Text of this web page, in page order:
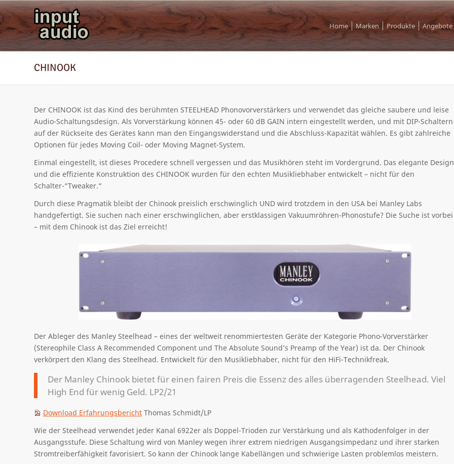
Home Marken Produkte Angebote
CHINOOK
Der CHINOOK ist das Kind des berühmten STEELHEAD Phonovorverstärkers und verwendet das gleiche saubere und leise
Audio-Schaltungsdesign. Als Vorverstärkung können 45- oder 60 dB GAIN intern eingestellt werden, und mit DIP-Schaltern
auf der Rückseite des Gerätes kann man den Eingangswiderstand und die Abschluss-Kapazität wählen. Es gibt zahlreiche
Optionen für jedes Moving Coil- oder Moving Magnet-System.
Einmal eingestellt, ist dieses Procedere schnell vergessen und das Musikhören steht im Vordergrund. Das elegante Design
und die effiziente Konstruktion des CHINOOK wurden für den echten Musikliebhaber entwickelt – nicht für den
Schalter-“Tweaker.“
Durch diese Pragmatik bleibt der Chinook preislich erschwinglich UND wird trotzdem in den USA bei Manley Labs
handgefertigt. Sie suchen nach einer erschwinglichen, aber erstklassigen Vakuumröhren-Phonostufe? Die Suche ist vorbei
– mit dem Chinook ist das Ziel erreicht!
Der Ableger des Manley Steelhead – eines der weltweit renommiertesten Geräte der Kategorie Phono-Vorverstärker
(Stereophile Class A Recommended Component und The Absolute Sound’s Preamp of the Year) ist da. Der Chinook
verkörpert den Klang des Steelhead. Entwickelt für den Musikliebhaber, nicht für den HiFi-Technikfreak.
Der Manley Chinook bietet für einen fairen Preis die Essenz des alles überragenden Steelhead. Viel
High End für wenig Geld. LP2/21
Download Erfahrungsbericht Thomas Schmidt/LP
Wie der Steelhead verwendet jeder Kanal 6922er als Doppel-Trioden zur Verstärkung und als Kathodenfolger in der
Ausgangsstufe. Diese Schaltung wird von Manley wegen ihrer extrem niedrigen Ausgangsimpedanz und ihrer starken
Stromtreiberfähigkeit favorisiert. So kann der Chinook lange Kabellängen und schwierige Lasten problemlos meistern.